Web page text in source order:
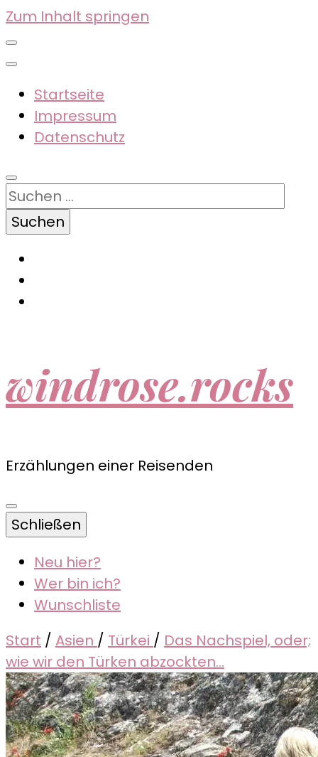
Zum Inhalt springen
Startseite
Impressum
Datenschutz
Suchen
nach:
windrose.rocks
Erzählungen einer Reisenden
Schließen
Neu hier?
Wer bin ich?
Wunschliste
Start / Asien / Türkei / Das Nachspiel, oder;
wie wir den Türken abzockten…